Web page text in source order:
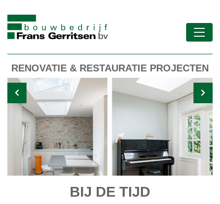
RENOVATIE & RESTAURATIE PROJECTEN
BIJ DE TIJD